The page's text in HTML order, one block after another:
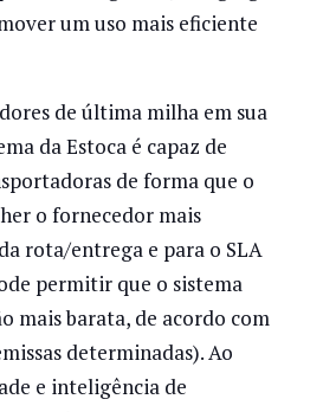
um uso mais eficiente
de última milha em sua
da Estoca é capaz de
de forma que o
o fornecedor mais
rota/entrega e para o SLA
permitir que o sistema
mais barata, de acordo com
determinadas). Ao
e inteligência de